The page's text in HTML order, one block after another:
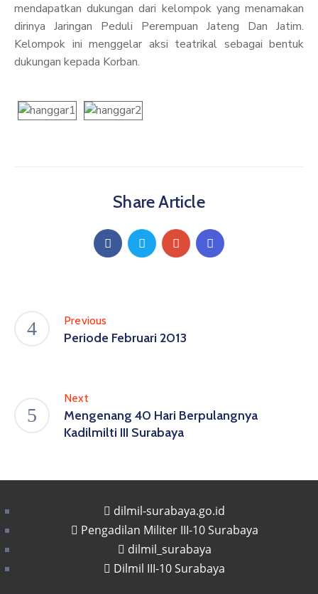
mendapatkan dukungan dari kelompok yang menamakan
dirinya Jaringan Peduli Perempuan Jateng Dan Jatim.
Kelompok ini menggelar aksi teatrikal sebagai bentuk
dukungan kepada Korban.
Share Article
Previous
Periode Februari 2013
Next
Mengenang 40 Hari Berpulangnya
Kadilmilti III Surabaya
dilmil-surabaya.go.id
Pengadilan Militer III-10 Surabaya
dilmil_surabaya
Dilmil III-10 Surabaya